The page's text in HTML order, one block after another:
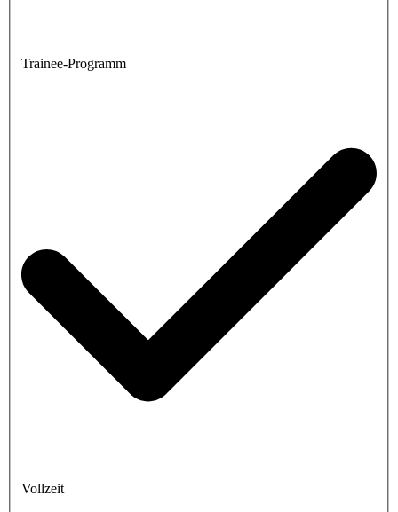
Trainee-Programm
Vollzeit